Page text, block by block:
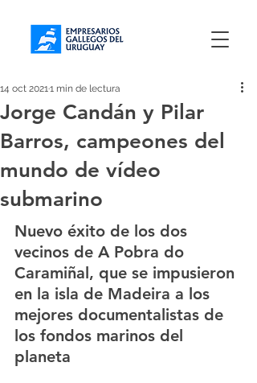
Jorge Candán y Pilar
Barros, campeones del
mundo de vídeo
submarino
14 oct 20211 min de lectura
Nuevo éxito de los dos
vecinos de A Pobra do
Caramiñal, que se impusieron
en la isla de Madeira a los
mejores documentalistas de
los fondos marinos del
planeta